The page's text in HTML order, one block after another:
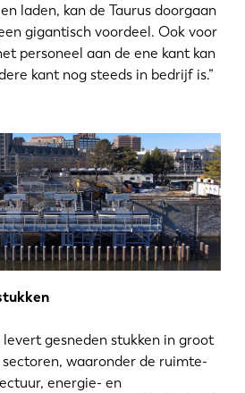
laden, kan de Taurus doorgaan
gigantisch voordeel. Ook voor
personeel aan de ene kant kan
kant nog steeds in bedrijf is.”
gesneden stukken in groot
waaronder de ruimte-
energie- en